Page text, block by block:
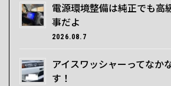
電源環境整備は純正でも高
事だよ
2026.08.7
アイスワッシャーってなか
す！